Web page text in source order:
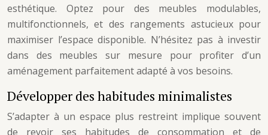
esthétique. Optez pour des meubles modulables,
multifonctionnels, et des rangements astucieux pour
maximiser l’espace disponible. N’hésitez pas à investir
dans des meubles sur mesure pour profiter d’un
aménagement parfaitement adapté à vos besoins.
Développer des habitudes minimalistes
S’adapter à un espace plus restreint implique souvent
de revoir ses habitudes de consommation et de